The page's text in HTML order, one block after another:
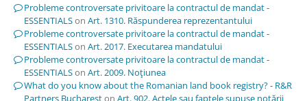
Probleme controversate privitoare la contractul de mandat -
ESSENTIALSon Art. 1310. Răspunderea reprezentantului
Probleme controversate privitoare la contractul de mandat -
ESSENTIALSon Art. 2017. Executarea mandatului
Probleme controversate privitoare la contractul de mandat -
ESSENTIALSon Art. 2009. Noţiunea
What do you know about the Romanian land book registry? - R&R
Partners Buchareston Art. 902. Actele sau faptele supuse notării